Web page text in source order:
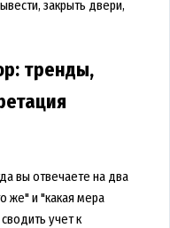
закрыть двери,
тренды,
вы отвечаете на два
же" и "какая мера
учет к